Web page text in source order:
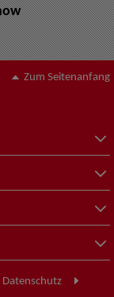
Zum Seitenanfang
Datenschutz